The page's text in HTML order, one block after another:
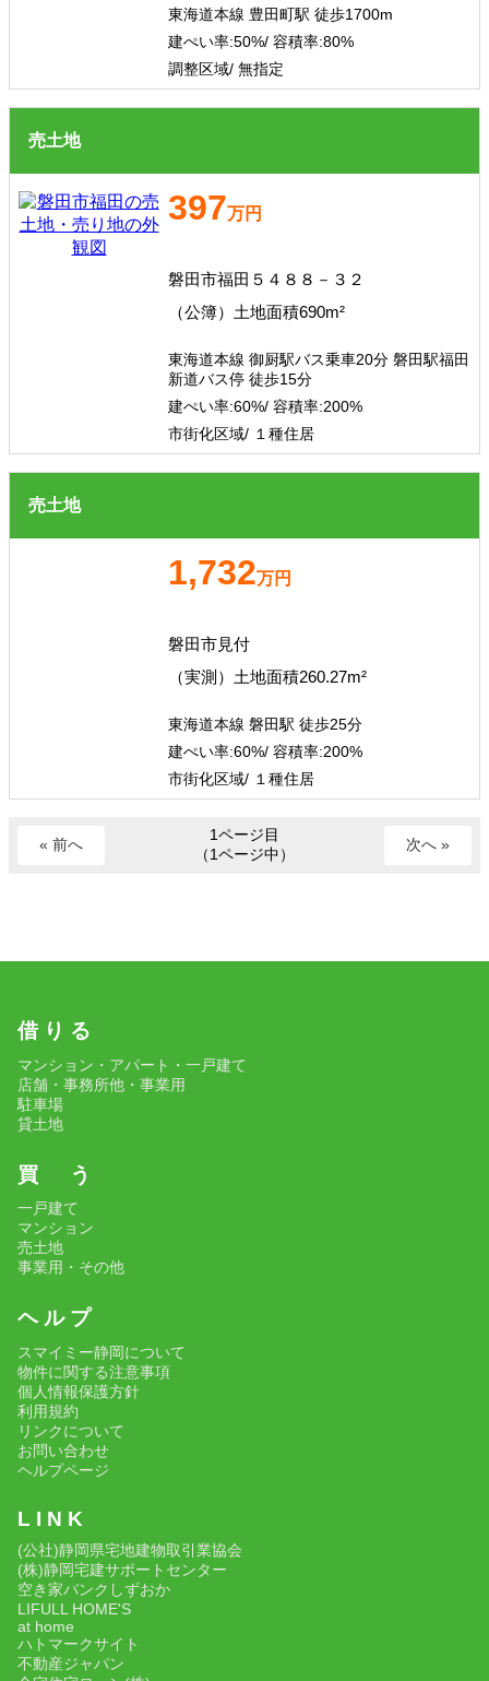
東海道本線 豊田町駅 徒歩1700m
建ぺい率:50%/ 容積率:80%
調整区域/ 無指定
売土地
397万円
磐田市福田５４８８－３２
（公簿）土地面積690m²
東海道本線 御厨駅バス乗車20分 磐田駅福田
新道バス停 徒歩15分
建ぺい率:60%/ 容積率:200%
市街化区域/ １種住居
売土地
1,732万円
磐田市見付
（実測）土地面積260.27m²
東海道本線 磐田駅 徒歩25分
建ぺい率:60%/ 容積率:200%
市街化区域/ １種住居
« 前へ
1ページ目
（1ページ中）
次へ »
借 り る
マンション・アパート・一戸建て
店舗・事務所他・事業用
駐車場
貸土地
買 う
一戸建て
マンション
売土地
事業用・その他
ヘ ル プ
スマイミー静岡について
物件に関する注意事項
個人情報保護方針
利用規約
リンクについて
お問い合わせ
ヘルプページ
L I N K
(公社)静岡県宅地建物取引業協会
(株)静岡宅建サポートセンター
空き家バンクしずおか
LIFULL HOME'S
at home
ハトマークサイト
不動産ジャパン